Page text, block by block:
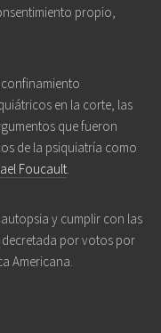
propio,
en la corte, las
que fueron
de la psiquiatría como
Foucault.
y cumplir con las
por votos por
Americana.